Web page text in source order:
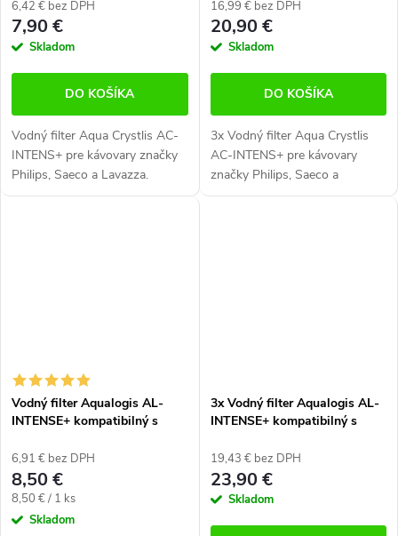
Brita INTENZA+ / Saeco
CA6702)
6,42 € bez DPH
7,90 €
Skladom
DO KOŠÍKA
Vodný filter Aqua Crystlis AC-
INTENS+ pre kávovary značky
Philips, Saeco a Lavazza.
Kompatibilný s filtrami Brita
Brita INTENZA+ / Saeco
CA6702)
16,99 € bez DPH
20,90 €
Skladom
DO KOŠÍKA
3x Vodný filter Aqua Crystlis
AC-INTENS+ pre kávovary
značky Philips, Saeco a
Lavazza. Kompatibilný s
Vodný filter Aqualogis AL-
INTENSE+ kompatibilný s
CA6702
6,91 € bez DPH
8,50 €
Jednotková
cena:
8,50 € / 1 ks
Skladom
3x Vodný filter Aqualogis AL-
INTENSE+ kompatibilný s
CA6702
19,43 € bez DPH
23,90 €
Skladom